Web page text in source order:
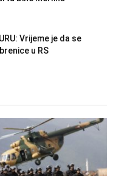
Vrijeme je da se
u RS